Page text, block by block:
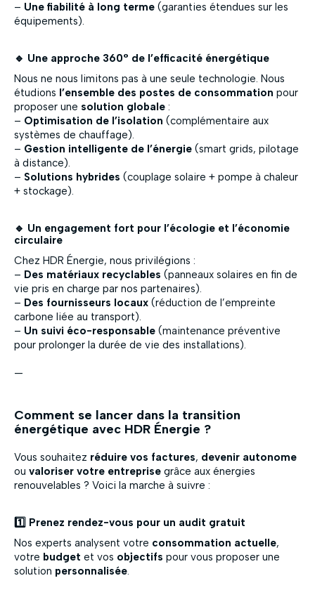
– Une fiabilité à long terme (garanties étendues sur les
équipements).
🔹 Une approche 360° de l’efficacité énergétique
Nous ne nous limitons pas à une seule technologie. Nous
étudions l’ensemble des postes de consommation pour
proposer une solution globale :
– Optimisation de l’isolation (complémentaire aux
systèmes de chauffage).
– Gestion intelligente de l’énergie (smart grids, pilotage
à distance).
– Solutions hybrides (couplage solaire + pompe à chaleur
+ stockage).
🔹 Un engagement fort pour l’écologie et l’économie
circulaire
Chez HDR Énergie, nous privilégions :
– Des matériaux recyclables (panneaux solaires en fin de
vie pris en charge par nos partenaires).
– Des fournisseurs locaux (réduction de l’empreinte
carbone liée au transport).
– Un suivi éco-responsable (maintenance préventive
pour prolonger la durée de vie des installations).
—
Comment se lancer dans la transition
énergétique avec HDR Énergie ?
Vous souhaitez réduire vos factures, devenir autonome
ou valoriser votre entreprise grâce aux énergies
renouvelables ? Voici la marche à suivre :
1️⃣ Prenez rendez-vous pour un audit gratuit
Nos experts analysent votre consommation actuelle,
votre budget et vos objectifs pour vous proposer une
solution personnalisée.